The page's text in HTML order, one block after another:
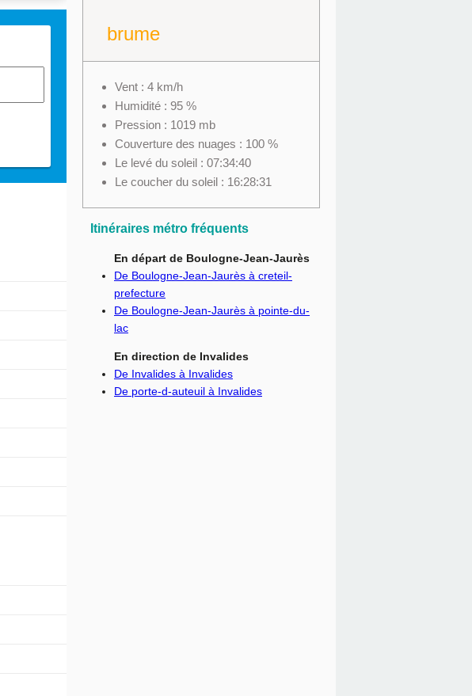
brume
Vent : 4 km/h
Humidité : 95 %
Pression : 1019 mb
Couverture des nuages : 100 %
Le levé du soleil : 07:34:40
Le coucher du soleil : 16:28:31
Itinéraires métro fréquents
En départ de Boulogne-Jean-Jaurès
De Boulogne-Jean-Jaurès à creteil-
prefecture
De Boulogne-Jean-Jaurès à pointe-du-
lac
En direction de Invalides
De Invalides à Invalides
De porte-d-auteuil à Invalides